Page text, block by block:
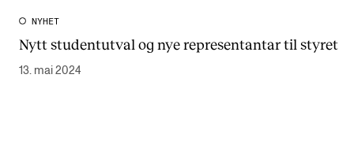
NYHET
Nytt studentutval og nye representantar til styret
13. mai 2024